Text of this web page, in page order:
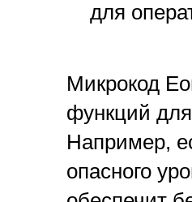
для
Микрокод
функций
Например,
опасного